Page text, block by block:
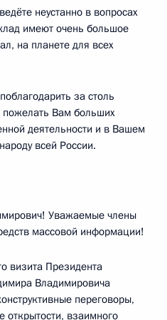
неустанно в вопросах
имеют очень большое
на планете для всех
за столь
пожелать Вам больших
деятельности и в Вашем
всей России.
Уважаемые члены
массовой информации!
визита Президента
Владимировича
переговоры,
взаимного